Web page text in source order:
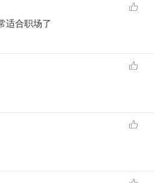
获得很多好莱坞一线明星的青
套？因为我不喜欢西装手腕处开
半年新款，不打折2000多软妹
，还是出手了！
适合职场了